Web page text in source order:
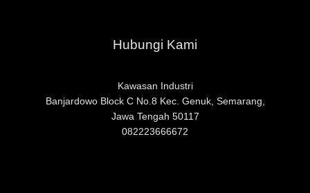
Hubungi Kami
Kawasan Industri
Banjardowo Block C No.8 Kec. Genuk, Semarang,
Jawa Tengah 50117
082223666672